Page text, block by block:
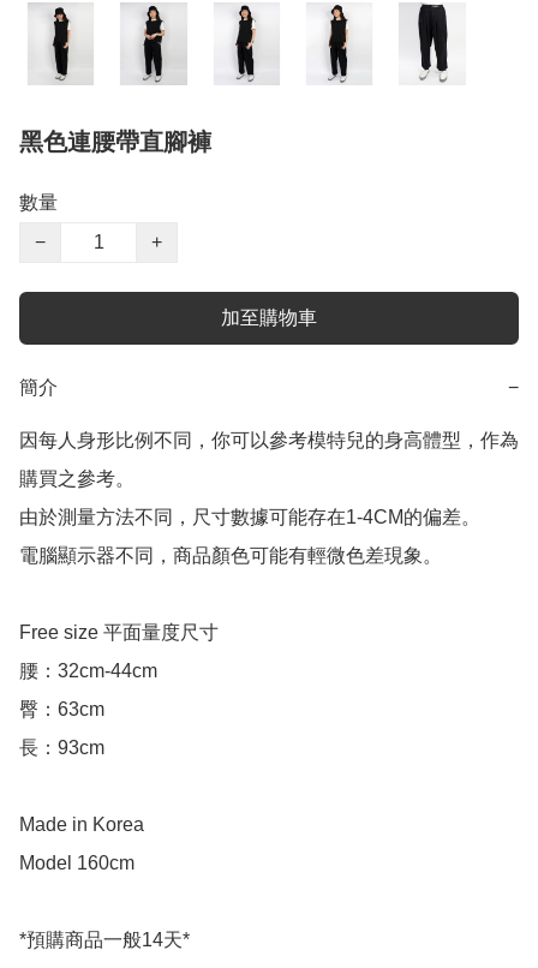
黑色連腰帶直腳褲
數量
−
+
加至購物車
簡介 −
因每人身形比例不同，你可以參考模特兒的身高體型，作為
購買之參考。
由於測量方法不同，尺寸數據可能存在1-4CM的偏差。
電腦顯示器不同，商品顏色可能有輕微色差現象。
Free size 平面量度尺寸
腰：32cm-44cm
臀：63cm
長：93cm
Made in Korea
Model 160cm
*預購商品一般14天*